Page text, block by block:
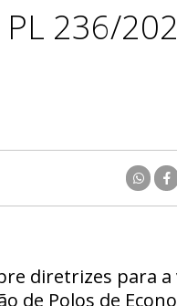
PL 236/
diretrizes para a
de Polos de